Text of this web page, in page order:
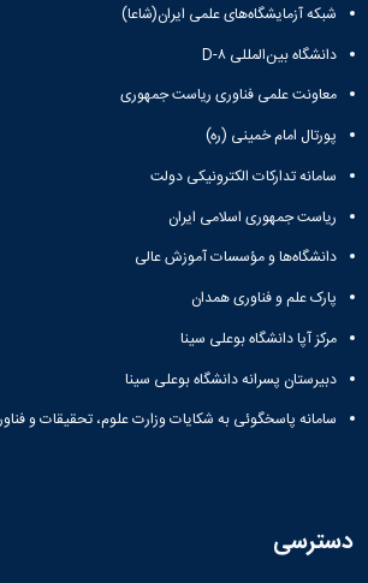
شبکه آزمایشگاه‌های علمی ایران(شاعا)
دانشگاه بین‌المللی D-۸
معاونت علمی فناوری ریاست جمهوری
پورتال امام خمینی (ره)
سامانه تدارکات الکترونیکی دولت
ریاست جمهوری اسلامی ایران
دانشگاه‌ها و مؤسسات آموزش عالی
پارک علم و فناوری همدان
مرکز آپا دانشگاه بوعلی سینا
دبیرستان پسرانه دانشگاه بوعلی سینا
سامانه پاسخگوئی به شکایات وزارت علوم، تحقیقات و
دسترسی